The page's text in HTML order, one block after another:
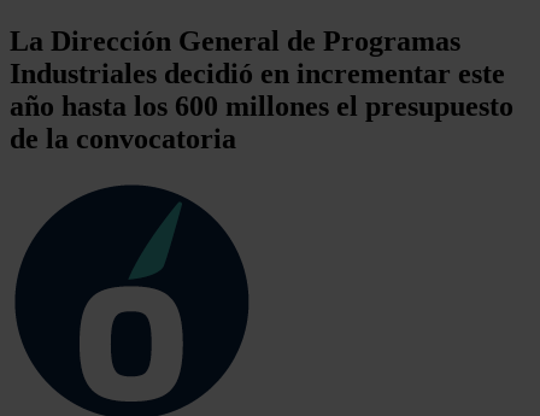
La Dirección General de Programas
Industriales decidió en incrementar este
año hasta los 600 millones el presupuesto
de la convocatoria